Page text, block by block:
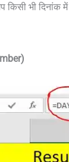
भी दिनांक